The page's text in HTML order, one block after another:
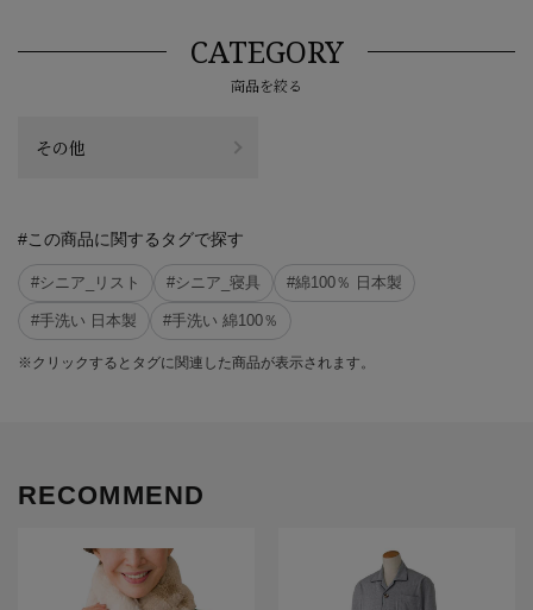
CATEGORY
商品を絞る
その他
#この商品に関するタグで探す
#シニア_リスト #シニア_寝具 #綿100％ 日本製
#手洗い 日本製 #手洗い 綿100％
※クリックするとタグに関連した商品が表示されます。
RECOMMEND